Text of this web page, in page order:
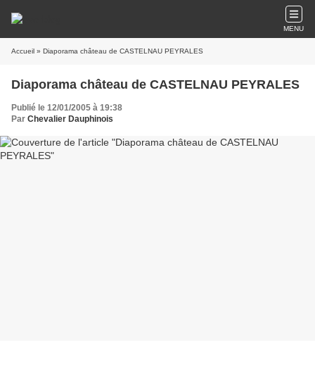
MENU
Accueil » Diaporama château de CASTELNAU PEYRALES
Diaporama château de CASTELNAU PEYRALES
Publié le 12/01/2005 à 19:38
Par Chevalier Dauphinois